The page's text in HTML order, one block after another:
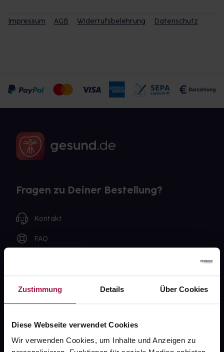
Zustimmung Details Über Cookies
Diese Webseite verwendet Cookies
Wir verwenden Cookies, um Inhalte und Anzeigen zu
Impressum AGB Widerrufsbelehrung Datenschutz
Fragen zu Deiner Bestellung?
Kontakt
FAQ
Über uns